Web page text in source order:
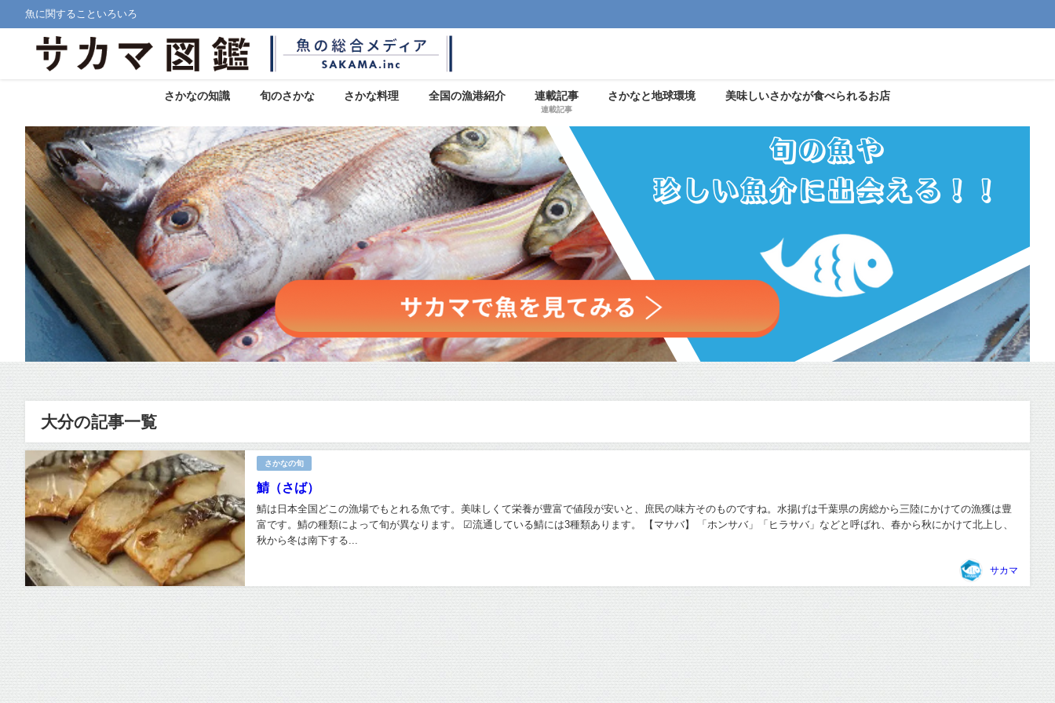
魚に関することいろいろ
さかなの知識 旬のさかな さかな料理 全国の漁港紹介 連載記事
連載記事
さかなと地球環境 美味しいさかなが食べられるお店
大分の記事一覧
さかなの旬
鯖（さば）
鯖は日本全国どこの漁場でもとれる魚です。美味しくて栄養が豊富で値段が安いと、庶民の味方そのものですね。水揚げは千葉県の房総から三陸にかけての漁獲は豊
富です。鯖の種類によって旬が異なります。 ☑流通している鯖には3種類あります。 【マサバ】 「ホンサバ」「ヒラサバ」などと呼ばれ、春から秋にかけて北上し、
秋から冬は南下する...
サカマ